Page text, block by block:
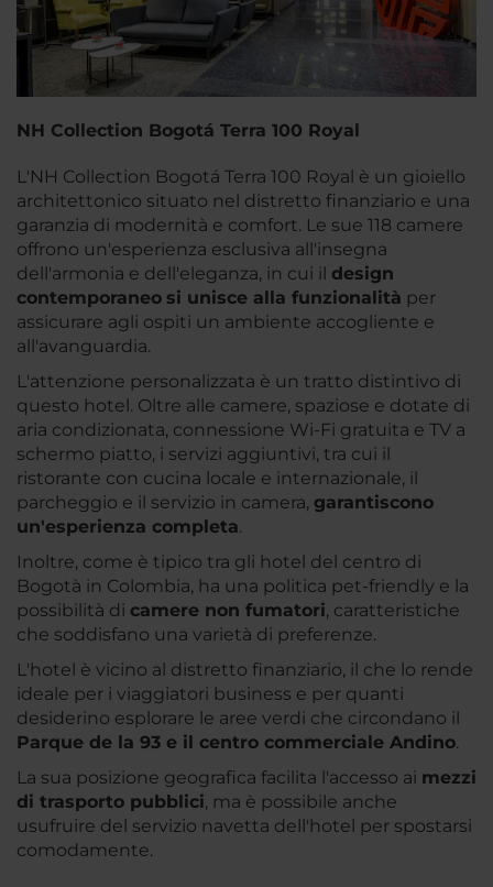
NH Collection Bogotá Terra 100 Royal
L'NH Collection Bogotá Terra 100 Royal è un gioiello
architettonico situato nel distretto finanziario e una
garanzia di modernità e comfort. Le sue 118 camere
offrono un'esperienza esclusiva all'insegna
dell'armonia e dell'eleganza, in cui il design
contemporaneo si unisce alla funzionalità per
assicurare agli ospiti un ambiente accogliente e
all'avanguardia.
L'attenzione personalizzata è un tratto distintivo di
questo hotel. Oltre alle camere, spaziose e dotate di
aria condizionata, connessione Wi-Fi gratuita e TV a
schermo piatto, i servizi aggiuntivi, tra cui il
ristorante con cucina locale e internazionale, il
parcheggio e il servizio in camera, garantiscono
un'esperienza completa.
Inoltre, come è tipico tra gli hotel del centro di
Bogotà in Colombia, ha una politica pet-friendly e la
possibilità di camere non fumatori, caratteristiche
che soddisfano una varietà di preferenze.
L'hotel è vicino al distretto finanziario, il che lo rende
ideale per i viaggiatori business e per quanti
desiderino esplorare le aree verdi che circondano il
Parque de la 93 e il centro commerciale Andino.
La sua posizione geografica facilita l'accesso ai mezzi
di trasporto pubblici, ma è possibile anche
usufruire del servizio navetta dell'hotel per spostarsi
comodamente.